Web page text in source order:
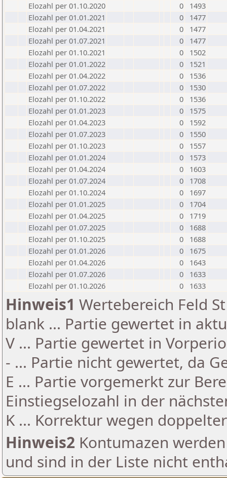
Elozahl per 01.10.2020
0
1493
Elozahl per 01.01.2021
0
1477
Elozahl per 01.04.2021
0
1477
Elozahl per 01.07.2021
0
1477
Elozahl per 01.10.2021
0
1502
Elozahl per 01.01.2022
0
1521
Elozahl per 01.04.2022
0
1536
Elozahl per 01.07.2022
0
1530
Elozahl per 01.10.2022
0
1536
Elozahl per 01.01.2023
0
1575
Elozahl per 01.04.2023
0
1592
Elozahl per 01.07.2023
0
1550
Elozahl per 01.10.2023
0
1557
Elozahl per 01.01.2024
0
1573
Elozahl per 01.04.2024
0
1603
Elozahl per 01.07.2024
0
1708
Elozahl per 01.10.2024
0
1697
Elozahl per 01.01.2025
0
1704
Elozahl per 01.04.2025
0
1719
Elozahl per 01.07.2025
0
1688
Elozahl per 01.10.2025
0
1688
Elozahl per 01.01.2026
0
1675
Elozahl per 01.04.2026
0
1643
Elozahl per 01.07.2026
0
1633
Elozahl per 01.10.2026
0 1633
Hinweis1 Wertebereich Feld
blank ... Partie gewertet in
V ... Partie gewertet in
- ... Partie nicht gewertet, da
E ... Partie vorgemerkt zur
Einstiegselozahl in der
K ... Korrektur wegen
Hinweis2 Kontumazen
und sind in der Liste nicht